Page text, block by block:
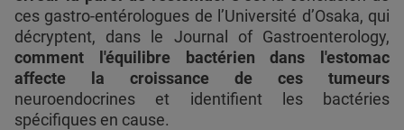
ces gastro-entérologues de l’Université d’Osaka, qui
décryptent, dans le Journal of Gastroenterology,
comment l'équilibre bactérien dans l'estomac
affecte la croissance de ces tumeurs
neuroendocrines et identifient les bactéries
spécifiques en cause.